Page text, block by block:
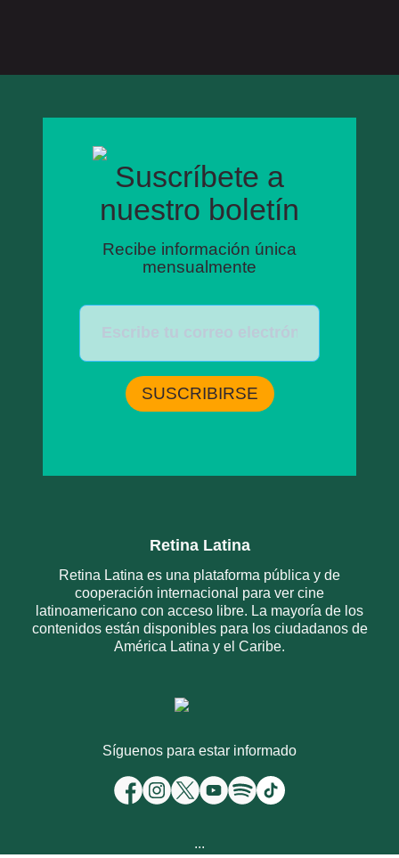
Suscríbete a
nuestro boletín
Recibe información única
mensualmente
SUSCRIBIRSE
Retina Latina
Retina Latina es una plataforma pública y de
cooperación internacional para ver cine
latinoamericano con acceso libre. La mayoría de los
contenidos están disponibles para los ciudadanos de
América Latina y el Caribe.
Síguenos para estar informado
...